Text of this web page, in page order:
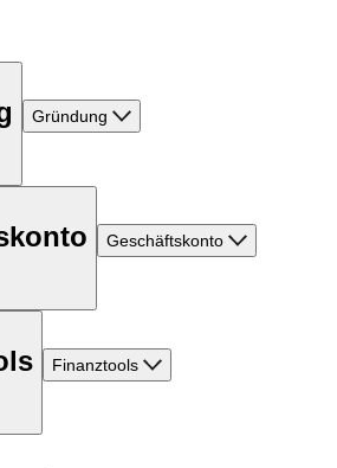
Gründung
Geschäftskonto
Finanztools